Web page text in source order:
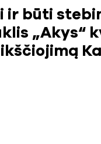
ir būti
„Akys“